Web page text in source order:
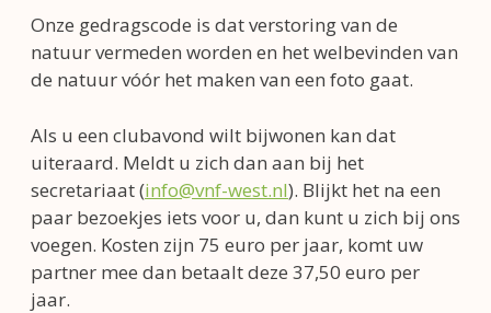
Onze gedragscode is dat verstoring van de
natuur vermeden worden en het welbevinden van
de natuur vóór het maken van een foto gaat.
Als u een clubavond wilt bijwonen kan dat
uiteraard. Meldt u zich dan aan bij het
secretariaat (info@vnf-west.nl). Blijkt het na een
paar bezoekjes iets voor u, dan kunt u zich bij ons
voegen. Kosten zijn 75 euro per jaar, komt uw
partner mee dan betaalt deze 37,50 euro per
jaar.